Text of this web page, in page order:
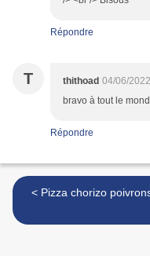
Répondre
T thithoad 04/06/
bravo à tout le
Répondre
< Pizza chorizo